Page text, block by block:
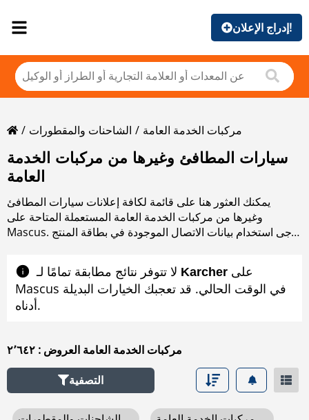
إدراج الإعلان!
الشاحنات والمقطورات
مركبات الخدمة العامة
سيارات المطافئ وغيرها من مركبات الخدمة
العامة
يمكنك العثور هنا على قائمة لكافة إعلانات سيارات المطافئ
وغيرها من مركبات الخدمة العامة المستعملة المتاحة على
Mascus. يرجى استخدام بيانات الاتصال الموجودة في بطاقة المنتج
العامة المستعملة. يمكنك استعراض إعلانات سيارات المطافئ
وغيرها من مركبات الخدمة العامة المستعملة من البلدان المجاورة
Karcher على
Mascus في الوقت الحالي. قد تعجبك الخيارات البديلة
أدناه.
مركبات الخدمة العامة العروض : ٢٬٦٤٢
التصفية